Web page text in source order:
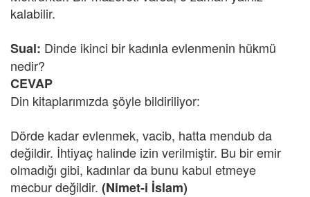
kalabilir.
Sual: Dinde ikinci bir kadınla evlenmenin hükmü
nedir?
CEVAP
Din kitaplarımızda şöyle bildiriliyor:
Dörde kadar evlenmek, vacib, hatta mendub da
değildir. İhtiyaç halinde izin verilmiştir. Bu bir emir
olmadığı gibi, kadınlar da bunu kabul etmeye
mecbur değildir. (Nimet-i İslam)